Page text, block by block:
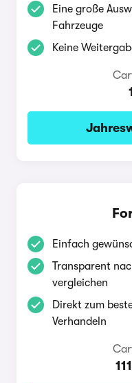
Eine große
Fahrzeuge
Keine
Einfach
Transparent
vergleichen
Direkt zum
Verhandeln